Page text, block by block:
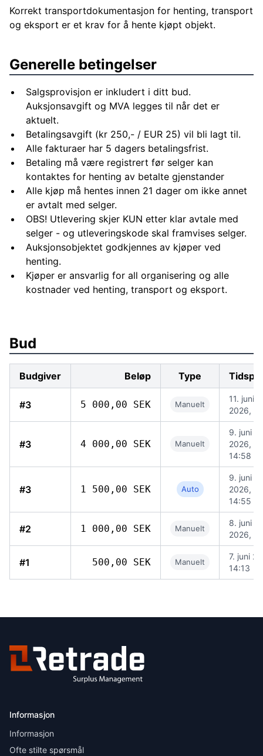
Korrekt transportdokumentasjon for henting, transport
og eksport er et krav for å hente kjøpt objekt.
Generelle betingelser
Salgsprovisjon er inkludert i ditt bud.
Auksjonsavgift og MVA legges til når det er
aktuelt.
Betalingsavgift (kr 250,- / EUR 25) vil bli lagt til.
Alle fakturaer har 5 dagers betalingsfrist.
Betaling må være registrert før selger kan
kontaktes for henting av betalte gjenstander
Alle kjøp må hentes innen 21 dager om ikke annet
er avtalt med selger.
OBS! Utlevering skjer KUN etter klar avtale med
selger - og utleveringskode skal framvises selger.
Auksjonsobjektet godkjennes av kjøper ved
henting.
Kjøper er ansvarlig for all organisering og alle
kostnader ved henting, transport og eksport.
Bud
Budgiver Beløp Type
#3 5 000,00 SEK Manuelt
11. juni
2026,
#3 4 000,00 SEK Manuelt
9. juni
2026,
14:58
#3 1 500,00 SEK Auto
9. juni
2026,
14:55
#2 1 000,00 SEK Manuelt
8. juni
2026,
#1 500,00 SEK Manuelt
7. juni
14:13
Informasjon
Informasjon
Ofte stilte spørsmål